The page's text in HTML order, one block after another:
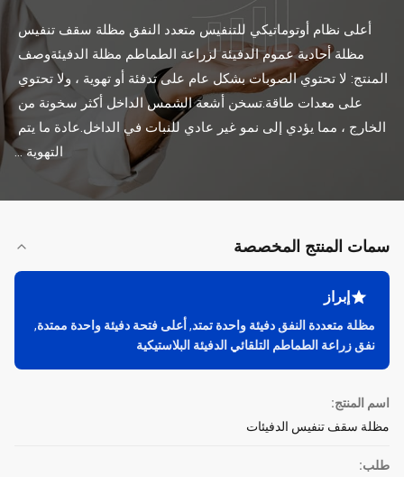
التهوية ...
سمات المنتج المخصصة
إبراز
مظلة متعددة النفق دفيئة واحدة تمتد, أعلى فتحة دفيئة واحدة ممتدة,
نفق زراعة الطماطم التلقائي الدفيئة البلاستيكية
اسم المنتج:
مظلة سقف تنفيس الدفيئات
طلب: